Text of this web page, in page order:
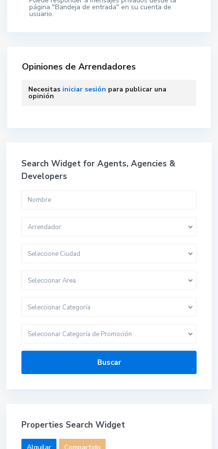
página "Bandeja de entrada" en su cuenta de
usuario.
Opiniones de Arrendadores
Necesitas iniciar sesión para publicar una
opinión
Search Widget for Agents, Agencies &
Developers
Arrendador
Seleccione Ciudad
Seleccionar Area
Seleccionar Categoría
Seleccionar Categoría de Promoción
Buscar
Properties Search Widget